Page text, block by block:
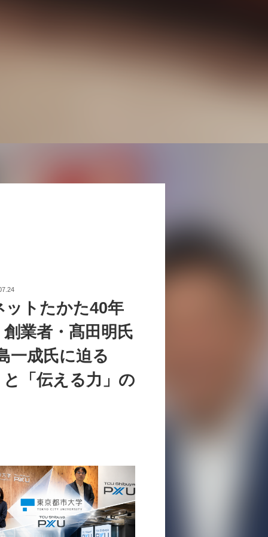
ットたかた40年
業者・髙田明氏
一成氏に迫る
「伝える力」の